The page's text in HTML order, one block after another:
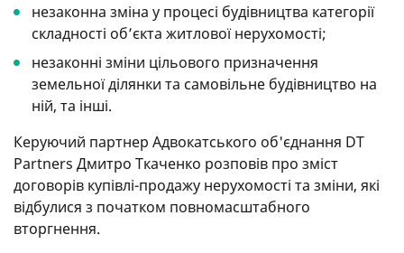
незаконна зміна у процесі будівництва категорії
складності обʼєкта житлової нерухомості;
незаконні зміни цільового призначення
земельної ділянки та самовільне будівництво на
ній, та інші.
Керуючий партнер Адвокатського об'єднання DT
Partners Дмитро Ткаченко розповів про зміст
договорів купівлі-продажу нерухомості та зміни, які
відбулися з початком повномасштабного
вторгнення.